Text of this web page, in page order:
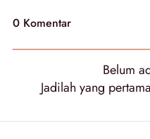
0 Komentar
Belum
Jadilah yang